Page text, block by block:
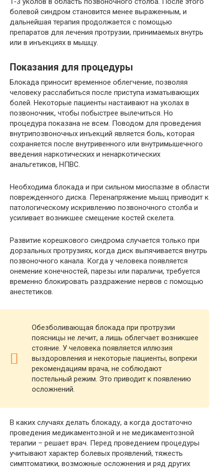
болевой синдром становится менее выраженным, и
дальнейшая терапия продолжается с помощью
препаратов для лечения протрузии, принимаемых внутрь
или в инъекциях в мышцу.
Показания для процедуры
Блокада приносит временное облегчение, позволяя
человеку расслабиться после приступа изматывающих
болей. Некоторые пациенты настаивают на уколах в
позвоночник, чтобы побыстрее вылечиться. Но
процедура показана не всем. Поводом для проведения
внутрипозвоночных инъекций является боль, которая
сохраняется после внутривенного или внутримышечного
введения наркотических и ненаркотических
анальгетиков, НПВС.
Необходима блокада и при сильном миоспазме в области
поврежденного диска. Перенапряжение мышц приводит к
патологическому искривлению позвоночного столба и
усиливает возникшее смещение костей скелета.
Развитие корешкового синдрома случается только при
дорзальных протрузиях, когда диск выпячивается внутрь
позвоночного канала. Когда у человека появляется
онемение конечностей, парезы или параличи, требуется
временно блокировать раздражение нервов с помощью
анестетиков.
Обезболивающая блокада при протрузии
поясницы не лечит, а лишь облегчает возникшее
стояние. У человека появляется иллюзия
выздоровления и некоторые пациенты, вопреки
рекомендациям врача, не соблюдают
постельный режим. Это приводит к появлению
осложнений.
В каких случаях делать блокаду, а когда достаточно
проведения медикаментозной и не медикаментозной
терапии – решает врач. Перед проведением процедуры
учитывают характер болевых проявлений, тяжесть
симптоматики, возможные осложнения и ряд других